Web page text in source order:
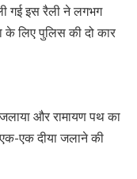
गई इस रैली ने लगभग
के लिए पुलिस की दो कार
जलाया और रामायण पथ का
एक दीया जलाने की